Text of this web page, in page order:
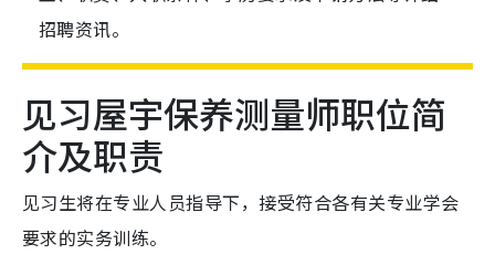
招聘资讯。
见习屋宇保养测量师职位简
介及职责
见习生将在专业人员指导下，接受符合各有关专业学会
要求的实务训练。